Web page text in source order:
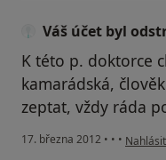
Váš účet byl
K této p. doktorce
kamarádská,
zeptat, vždy ráda
17. března 2012 • • • podle